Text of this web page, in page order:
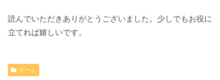
読んでいただきありがとうございました。少しでもお役に
立てれば嬉しいです。
ゲーム